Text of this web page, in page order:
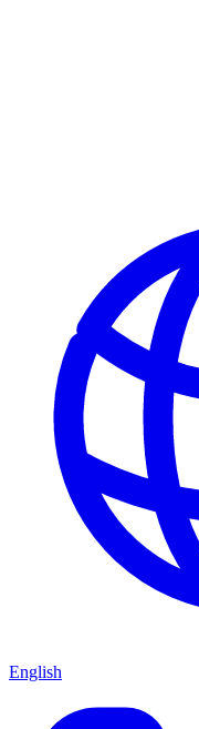
English